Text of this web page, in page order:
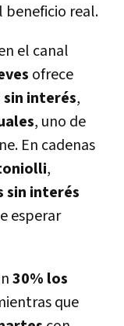
real.
el canal
ofrece
sin interés,
, uno de
En cadenas
,
sin interés
esperar
30% los
que